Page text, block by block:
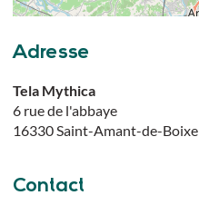
Adresse
Tela Mythica
6 rue de l'abbaye
16330 Saint-Amant-de-Boixe
Contact